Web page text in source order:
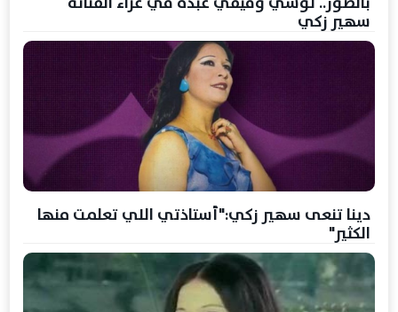
سهير زكي
دينا تنعى سهير زكي:"أستاذتي اللي تعلمت منها
الكثير"